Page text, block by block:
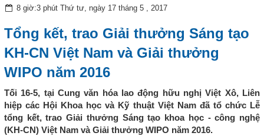
8 giờ:3 phút Thứ tư, ngày 17 tháng 5 , 2017
Tổng kết, trao Giải thưởng Sáng tạo
KH-CN Việt Nam và Giải thưởng
WIPO năm 2016
Tối 16-5, tại Cung văn hóa lao động hữu nghị Việt Xô, Liên
hiệp các Hội Khoa học và Kỹ thuật Việt Nam đã tổ chức Lễ
tổng kết, trao Giải thưởng Sáng tạo khoa học - công nghệ
(KH-CN) Việt Nam và Giải thưởng WIPO năm 2016.